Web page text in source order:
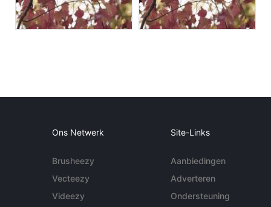
Ons Netwerk
Brusheezy
Vecteezy
Videezy
Site-Links
Aanbiedingen
Adverteren
Ondersteuning